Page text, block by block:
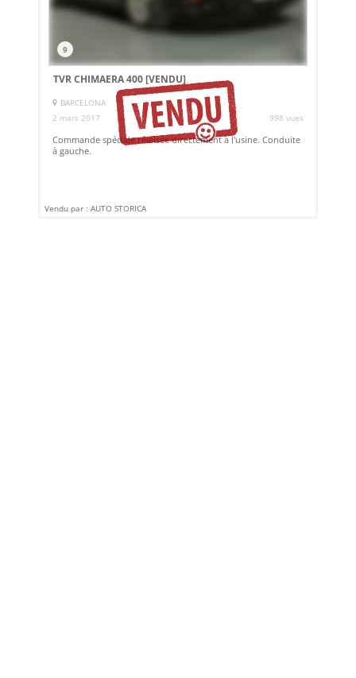
9
TVR CHIMAERA 400[VENDU]
BARCELONA
2 mars 2017
998 vues
Commande spéciale réalisée directement à l'usine. Conduite
à gauche.
Vendu par : AUTO STORICA